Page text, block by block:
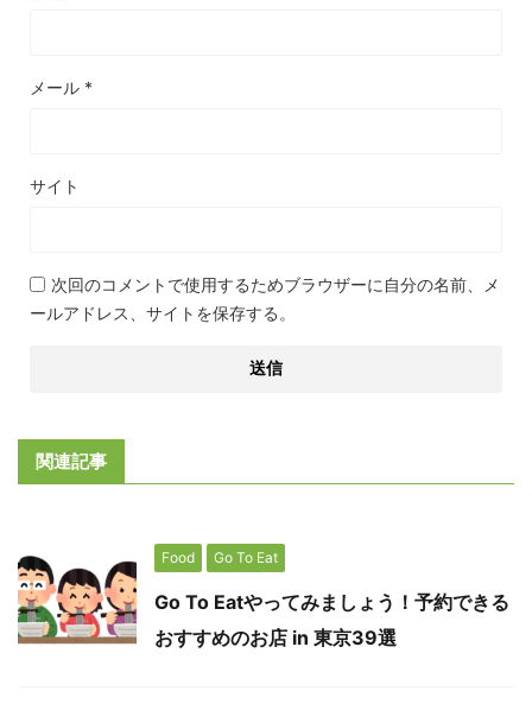
メール *
サイト
次回のコメントで使用するためブラウザーに自分の名前、メ
ールアドレス、サイトを保存する。
関連記事
Food Go To Eat
Go To Eatやってみましょう！予約できる
おすすめのお店 in 東京39選